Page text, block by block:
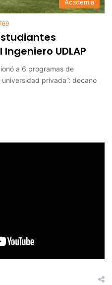
Academia
UDLAP
a 6 programas de
privada”: decano